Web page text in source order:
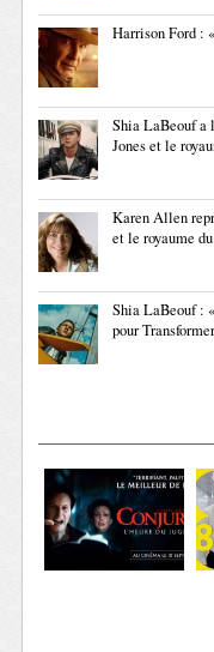
Harrison Ford :
Shia LaBeouf a
Jones et le
Karen Allen
et le royaume
Shia LaBeouf :
pour